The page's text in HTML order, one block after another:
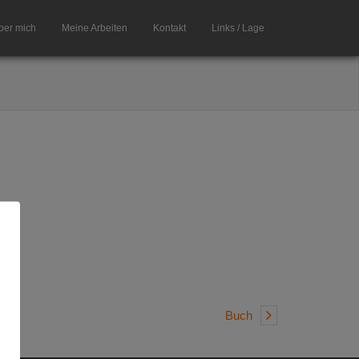
mich Meine Arbeiten Kontakt Links / Lage
Buch